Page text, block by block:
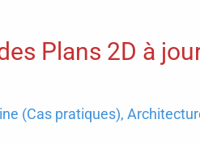
Plans 2D à
(Cas pratiques),